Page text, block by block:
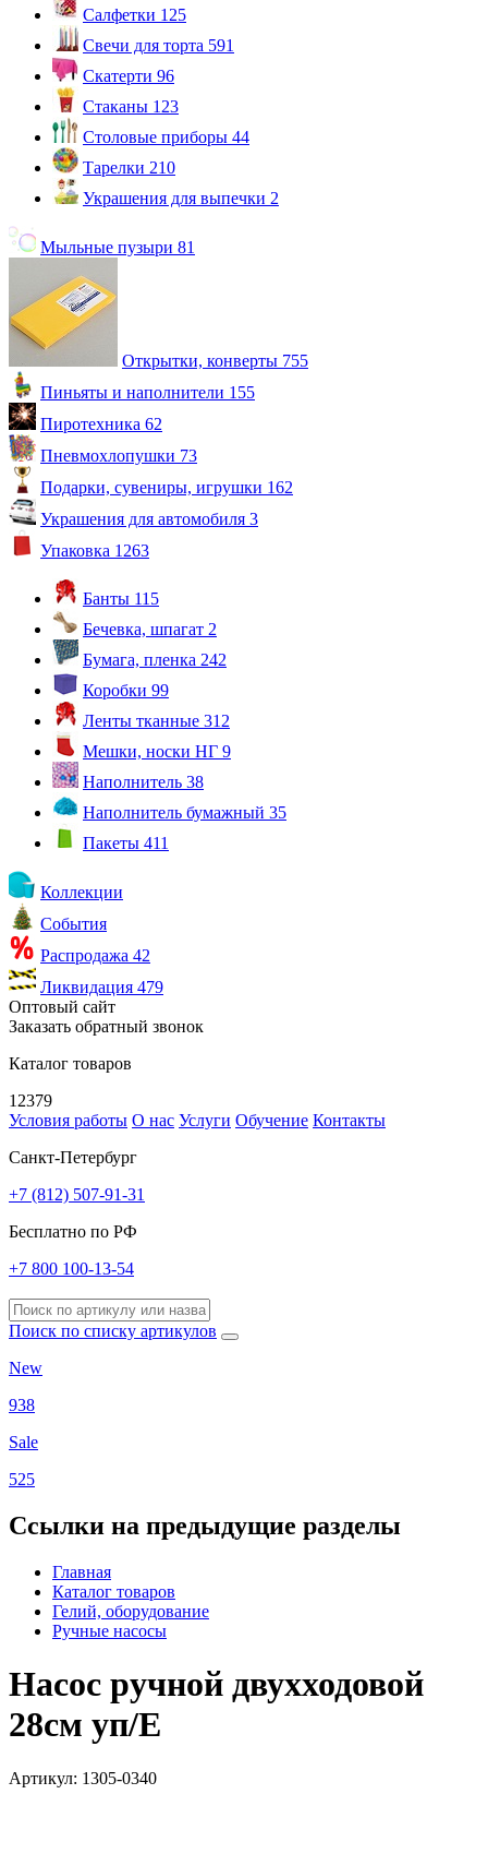
Салфетки 125
Свечи для торта 591
Скатерти 96
Стаканы 123
Столовые приборы 44
Тарелки 210
Украшения для выпечки 2
Мыльные пузыри 81
Открытки, конверты 755
Пиньяты и наполнители 155
Пиротехника 62
Пневмохлопушки 73
Подарки, сувениры, игрушки 162
Украшения для автомобиля 3
Упаковка 1263
Банты 115
Бечевка, шпагат 2
Бумага, пленка 242
Коробки 99
Ленты тканные 312
Мешки, носки НГ 9
Наполнитель 38
Наполнитель бумажный 35
Пакеты 411
Коллекции
События
Распродажа 42
Ликвидация 479
Оптовый сайт
Заказать обратный звонок
Каталог товаров
12379
Условия работы О нас Услуги Обучение Контакты
Санкт-Петербург
+7 (812) 507-91-31
Бесплатно по РФ
+7 800 100-13-54
Поиск по списку артикулов
New
938
Sale
525
Ссылки на предыдущие разделы
Главная
Каталог товаров
Гелий, оборудование
Ручные насосы
Насос ручной двухходовой
28см уп/E
Артикул: 1305-0340